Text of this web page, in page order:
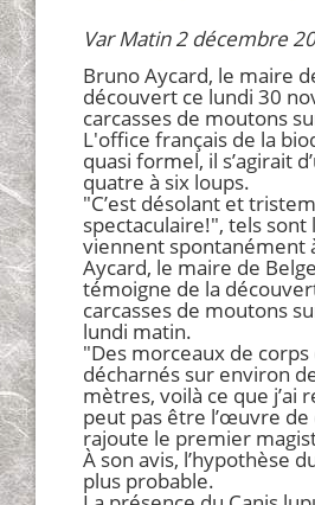
Var Matin 2 décembre
Bruno Aycard, le maire
découvert ce lundi 30
carcasses de moutons
L'office français de la
quasi formel, il s’agirait
quatre à six loups.
"C’est désolant et
spectaculaire!", tels sont
viennent spontanément
Aycard, le maire de
témoigne de la
carcasses de moutons
lundi matin.
"Des morceaux de
décharnés sur environ
mètres, voilà ce que j’ai
peut pas être l’œuvre de
rajoute le premier
À son avis, l’hypothèse
plus probable.